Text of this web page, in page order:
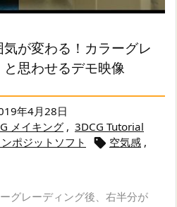
が変わる！カラーグレ
思わせるデモ映像
年4月28日
メイキング , 3DCG Tutorial
ンポジットソフト  空気感 ,
グレーディング後、右半分が